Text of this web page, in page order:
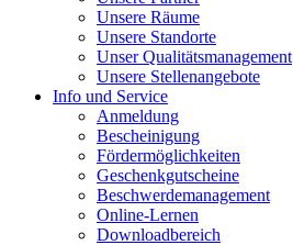
Unsere Räume
Unsere Standorte
Unser Qualitätsmanagement
Unsere Stellenangebote
Info und Service
Anmeldung
Bescheinigung
Fördermöglichkeiten
Geschenkgutscheine
Beschwerdemanagement
Online-Lernen
Downloadbereich